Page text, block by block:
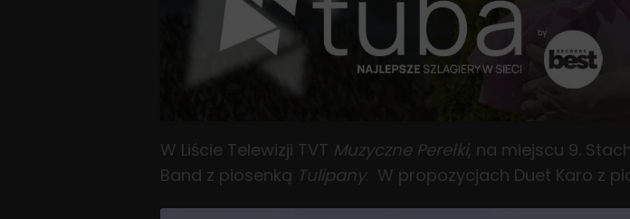
W Liście Telewizji TVT Muzyczne Perełki, na miejscu 9.
Band z piosenką Tulipany. W propozycjach Duet Karo z